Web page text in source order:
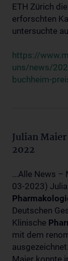
ETH Zürich
erforschten
untersuchte
https://
uns/news/
buchheim-
Julian
2022
...Alle News –
03-2023)
Deutschen
Klinische
mit dem
Maier konnte